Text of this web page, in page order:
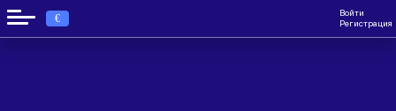
€
Войти
Регистрация